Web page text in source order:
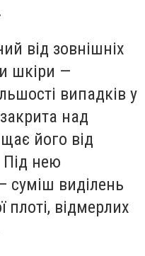
від зовнішніх
шкіри —
випадків у
над
його від
Під нею
суміш виділень
плоті, відмерлих